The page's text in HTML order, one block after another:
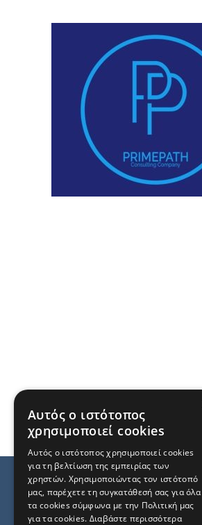
Αυτός ο ιστότοπος
χρησιμοποιεί cookies
Αυτός ο ιστότοπος χρησιμοποιεί cookies
για τη βελτίωση της εμπειρίας των
χρηστών. Χρησιμοποιώντας τον ιστότοπό
μας, παρέχετε τη συγκατάθεσή σας για όλα
τα cookies σύμφωνα με την Πολιτική μας
για τα cookies. Διαβάστε περισσότερα